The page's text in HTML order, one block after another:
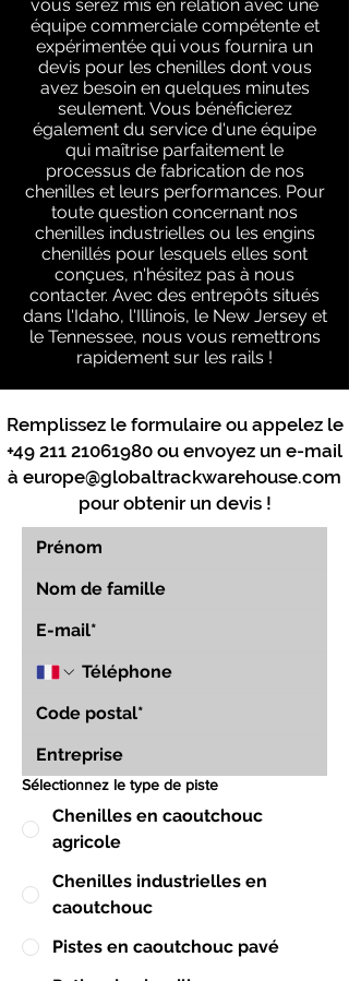
vous serez mis en relation avec une
équipe commerciale compétente et
expérimentée qui vous fournira un
devis pour les chenilles dont vous
avez besoin en quelques minutes
seulement. Vous bénéficierez
également du service d'une équipe
qui maîtrise parfaitement le
processus de fabrication de nos
chenilles et leurs performances. Pour
toute question concernant nos
chenilles industrielles ou les engins
chenillés pour lesquels elles sont
conçues, n'hésitez pas à nous
contacter. Avec des entrepôts situés
dans l'Idaho, l'Illinois, le New Jersey et
le Tennessee, nous vous remettrons
rapidement sur les rails !
Remplissez le formulaire ou appelez le
+49 211 21061980 ou envoyez un e-mail
à europe@globaltrackwarehouse.com
pour obtenir un devis !
Sélectionnez le type de piste
Chenilles en caoutchouc
agricole
Chenilles industrielles en
caoutchouc
Pistes en caoutchouc pavé